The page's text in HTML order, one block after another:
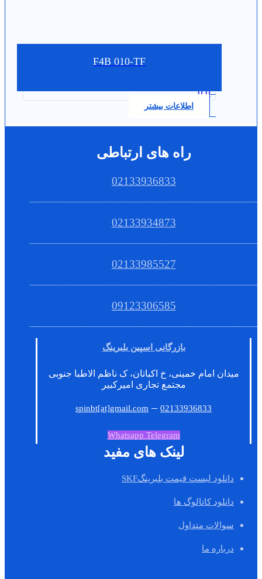
F4B 010-TF
0.0
اطلاعات بیشتر
راه های ارتباطی
02133936833
02133934873
02133985527
09123306585
بازرگانی اسپین بلبرینگ
میدان امام خمینی، خ اکباتان، ک ناظم الاطبا جنوبی
مجتمع تجاری امیرکبیر
spinbt[at]gmail.com –02133936833
Whatsapp Telegram
لینک های مفید
دانلود لیست قیمت بلبرینگSKF
دانلود کاتالوگ ها
سوالات متداول
درباره ما